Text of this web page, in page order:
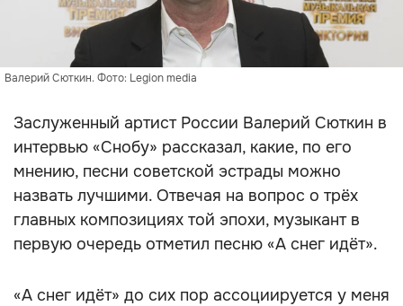
Валерий Сюткин. Фото: Legion media
Заслуженный артист России Валерий Сюткин в
интервью «Снобу» рассказал, какие, по его
мнению, песни советской эстрады можно
назвать лучшими. Отвечая на вопрос о трёх
главных композициях той эпохи, музыкант в
первую очередь отметил песню «А снег идёт».
«А снег идёт» до сих пор ассоциируется у меня